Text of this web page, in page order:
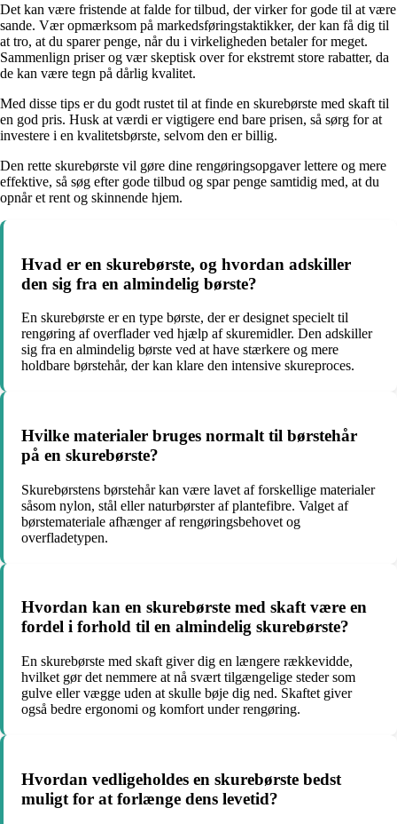
Det kan være fristende at falde for tilbud, der virker for gode til at være
sande. Vær opmærksom på markedsføringstaktikker, der kan få dig til
at tro, at du sparer penge, når du i virkeligheden betaler for meget.
Sammenlign priser og vær skeptisk over for ekstremt store rabatter, da
de kan være tegn på dårlig kvalitet.
Med disse tips er du godt rustet til at finde en skurebørste med skaft til
en god pris. Husk at værdi er vigtigere end bare prisen, så sørg for at
investere i en kvalitetsbørste, selvom den er billig.
Den rette skurebørste vil gøre dine rengøringsopgaver lettere og mere
effektive, så søg efter gode tilbud og spar penge samtidig med, at du
opnår et rent og skinnende hjem.
Hvad er en skurebørste, og hvordan adskiller
den sig fra en almindelig børste?
En skurebørste er en type børste, der er designet specielt til
rengøring af overflader ved hjælp af skuremidler. Den adskiller
sig fra en almindelig børste ved at have stærkere og mere
holdbare børstehår, der kan klare den intensive skureproces.
Hvilke materialer bruges normalt til børstehår
på en skurebørste?
Skurebørstens børstehår kan være lavet af forskellige materialer
såsom nylon, stål eller naturbørster af plantefibre. Valget af
børstemateriale afhænger af rengøringsbehovet og
overfladetypen.
Hvordan kan en skurebørste med skaft være en
fordel i forhold til en almindelig skurebørste?
En skurebørste med skaft giver dig en længere rækkevidde,
hvilket gør det nemmere at nå svært tilgængelige steder som
gulve eller vægge uden at skulle bøje dig ned. Skaftet giver
også bedre ergonomi og komfort under rengøring.
Hvordan vedligeholdes en skurebørste bedst
muligt for at forlænge dens levetid?